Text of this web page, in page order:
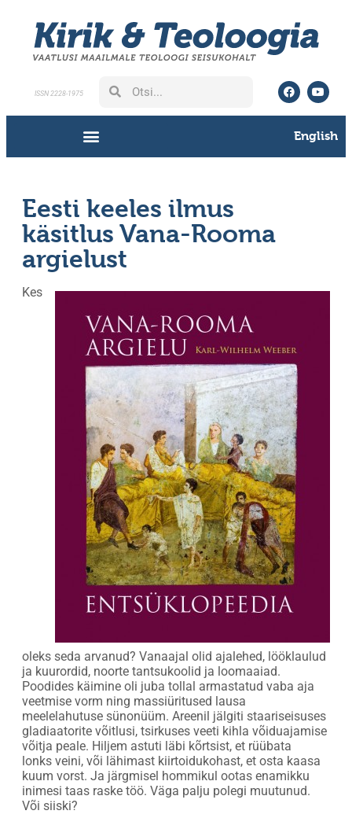
ISSN 2228-1975
English
Eesti keeles ilmus
käsitlus Vana-Rooma
argielust
Kes
oleks seda arvanud? Vanaajal olid ajalehed, lööklaulud
ja kuurordid, noorte tantsukoolid ja loomaaiad.
Poodides käimine oli juba tollal armastatud vaba aja
veetmise vorm ning massiüritused lausa
meelelahutuse sünonüüm. Areenil jälgiti staariseisuses
gladiaatorite võitlusi, tsirkuses veeti kihla võiduajamise
võitja peale. Hiljem astuti läbi kõrtsist, et rüübata
lonks veini, või lähimast kiirtoidukohast, et osta kaasa
kuum vorst. Ja järgmisel hommikul ootas enamikku
inimesi taas raske töö. Väga palju polegi muutunud.
Või siiski?